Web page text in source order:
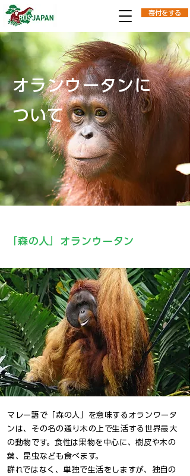
寄付をする
​オランウータンに
ついて
「森の人」オランウータン
マレー語で「森の人」を意味するオランウータ
ンは、その名の通り木の上で生活する世界最大
の動物です。食性は果物を中心に、樹皮や木の
葉、昆虫なども食べます。
群れではなく、単独で生活をしますが、独自の